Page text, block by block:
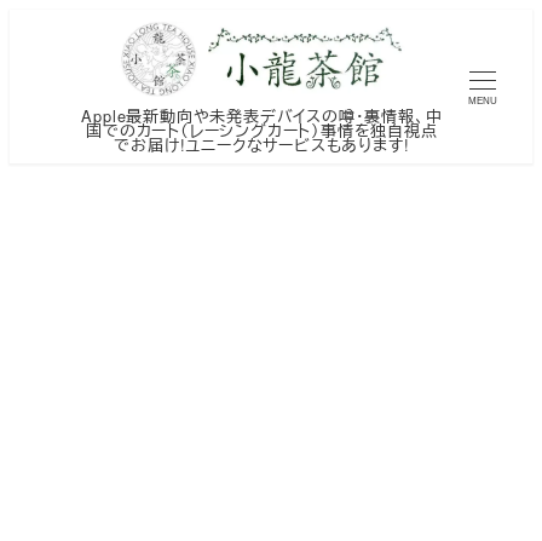
Apple最新動向や未発表デバイスの噂・裏情報、中
国でのカート（レーシングカート）事情を独自視点
でお届け!ユニークなサービスもあります!
MENU